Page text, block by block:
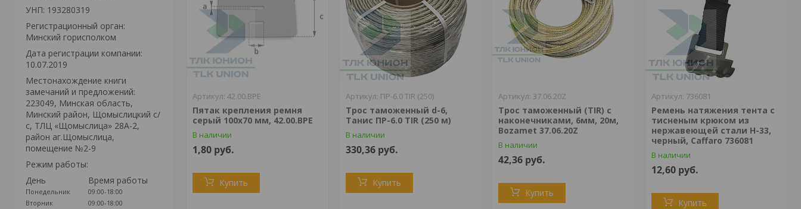
УНП: 193280319
Регистрационный орган:
Минский горисполком
Дата регистрации компании:
10.07.2019
Местонахождение книги
замечаний и предложений:
223049, Минская область,
Минский район, Щомыслицкий с/
с, ТЛЦ «Щомыслица» 28А-2,
район аг.Щомыслица,
помещение №2-9
Режим работы:
День
Время работы
Понедельник
09:00-18:00
Вторник
09:00-18:00
42.00.BPE
Пятак крепления ремня
серый 100х70 мм, 42.00.BPE
В наличии
1,80 руб.
Купить
ПР-6.0 TIR (250)
Трос таможенный d-6,
Танис ПР-6.0 TIR (250 м)
В наличии
330,36 руб.
Купить
37.06.20Z
Трос таможенный (TIR) с
наконечниками, 6мм, 20м,
Bozamet 37.06.20Z
В наличии
42,36 руб.
Купить
736081
Ремень натяжения тента с
тисненым крюком из
нержавеющей стали Н-33,
черный, Caffaro 736081
В наличии
12,60 руб.
Купить